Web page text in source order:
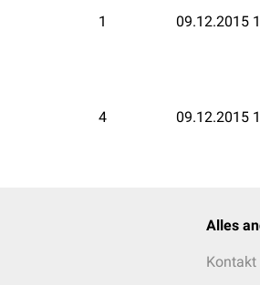
1 09.12.2015
4 09.12.2015
Alles
Kontakt